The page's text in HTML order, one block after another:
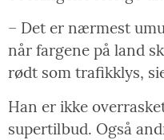
– Det er nærmest
når fargene på land
rødt som trafikklys,
Han er ikke
supertilbud. Også